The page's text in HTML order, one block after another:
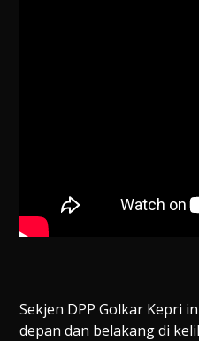
Sekjen DPP Golkar Kepri
depan dan belakang di